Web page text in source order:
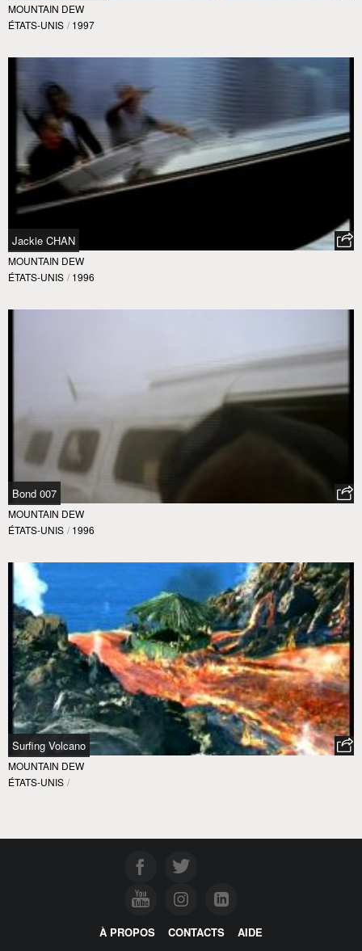
MOUNTAIN DEW
ÉTATS-UNIS / 1997
Jackie CHAN
MOUNTAIN DEW
ÉTATS-UNIS / 1996
Bond 007
MOUNTAIN DEW
ÉTATS-UNIS / 1996
Surfing Volcano
MOUNTAIN DEW
ÉTATS-UNIS /
À PROPOS CONTACTS AIDE